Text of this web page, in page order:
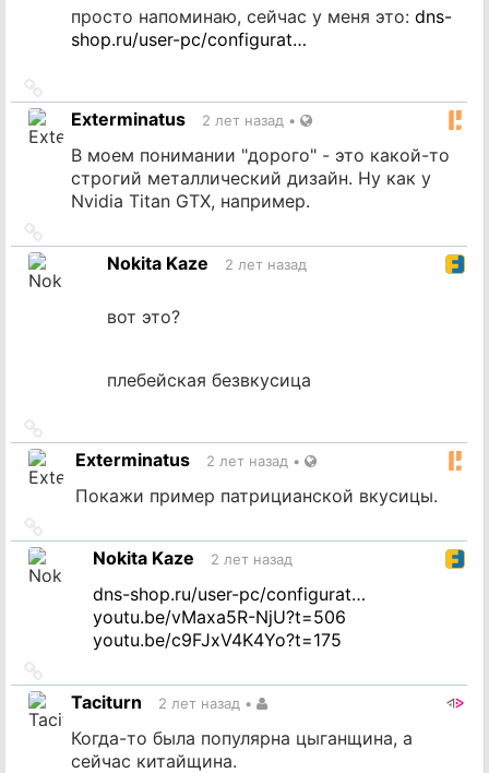
просто напоминаю, сейчас у меня это: dns-
shop.ru/user-pc/configurat…
на
источник
Exterminatus 2 лет назад •
В моем понимании "дорого" - это какой-то
строгий металлический дизайн. Ну как у
Nvidia Titan GTX, например.
на
источникNokita Kaze 2 лет назад
вот это?
плебейская безвкусица
на
источникExterminatus 2 лет назад •
Покажи пример патрицианской вкусицы.
на
источникNokita Kaze 2 лет назад
dns-shop.ru/user-pc/configurat…
youtu.be/vMaxa5R-NjU?t=506
youtu.be/c9FJxV4K4Yo?t=175
на
источник
Taciturn 2 лет назад •
Когда-то была популярна цыганщина, а
сейчас китайщина.